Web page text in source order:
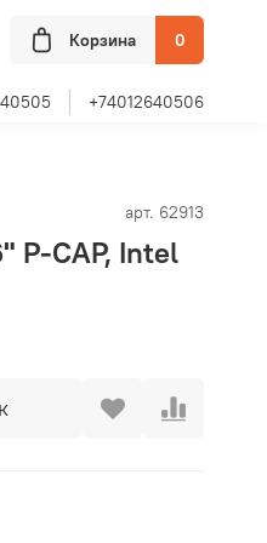
Корзина 0
+74012640506
арт. 62913
P-CAP, Intel